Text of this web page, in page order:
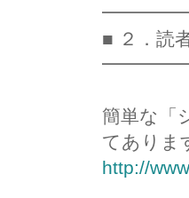
■ ２．読
簡単な「
てありま
http://